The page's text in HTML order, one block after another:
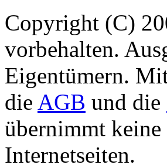
Copyright (C)
vorbehalten.
Eigentümern.
die AGB und die
übernimmt
Internetseiten.